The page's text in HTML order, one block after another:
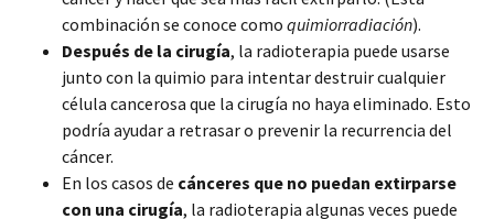
combinación se conoce como quimiorradiación).
Después de la cirugía, la radioterapia puede usarse
junto con la quimio para intentar destruir cualquier
célula cancerosa que la cirugía no haya eliminado. Esto
podría ayudar a retrasar o prevenir la recurrencia del
cáncer.
En los casos de cánceres que no puedan extirparse
con una cirugía, la radioterapia algunas veces puede